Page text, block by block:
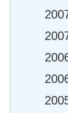
2007
2007
2006
2006
2005